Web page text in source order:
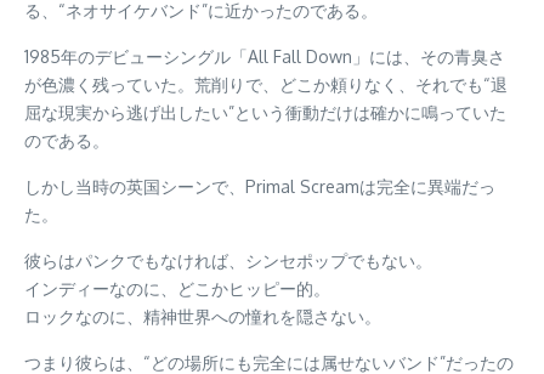
る、“ネオサイケバンド”に近かったのである。
1985年のデビューシングル「All Fall Down」には、その青臭さ
が色濃く残っていた。荒削りで、どこか頼りなく、それでも“退
屈な現実から逃げ出したい”という衝動だけは確かに鳴っていた
のである。
しかし当時の英国シーンで、Primal Screamは完全に異端だっ
た。
彼らはパンクでもなければ、シンセポップでもない。
インディーなのに、どこかヒッピー的。
ロックなのに、精神世界への憧れを隠さない。
つまり彼らは、“どの場所にも完全には属せないバンド”だったの